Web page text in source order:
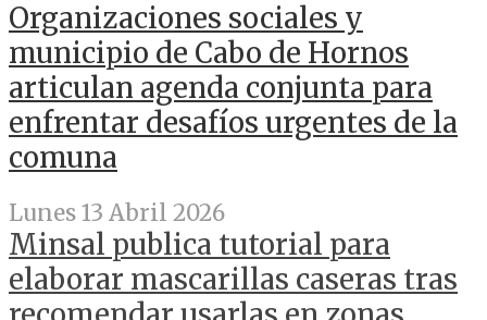
Organizaciones sociales y
municipio de Cabo de Hornos
articulan agenda conjunta para
enfrentar desafíos urgentes de la
comuna
Lunes 13 Abril 2026
Minsal publica tutorial para
elaborar mascarillas caseras tras